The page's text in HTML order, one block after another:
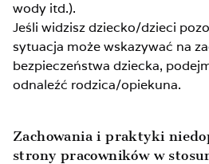
wody itd.).
Jeśli widzisz dziecko/dzieci
sytuacja może wskazywać na
bezpieczeństwa dziecka,
odnaleźć rodzica/opiekuna.
Zachowania i praktyki
strony pracowników w